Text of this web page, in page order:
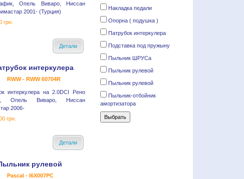
Опель Виваро, Ниссан
2001- (Турция)
грн.
Детали
интеркулера
RWW - RWW 60704R
интеркулера на 2.0DCI Рено
Опель Виваро, Ниссан
2006-
грн.
Детали
рулевой
Pascal - I6X007PC
Накладка педали
Опорна ( подушка )
Патрубок интеркулера
Подставка под пружыну
Пыльник ШРУСа
Пыльник рулевой
Пыльник рулевой
Пыльник-отбойник
амортизатора